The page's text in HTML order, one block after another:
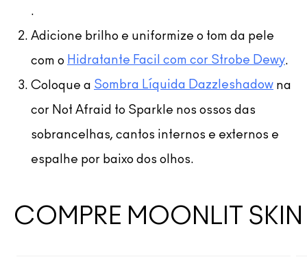
.
Adicione brilho e uniformize o tom da pele
com o Hidratante Facil com cor Strobe Dewy.
Coloque a Sombra Líquida Dazzleshadow na
cor Not Afraid to Sparkle nos ossos das
sobrancelhas, cantos internos e externos e
espalhe por baixo dos olhos.
COMPRE MOONLIT SKIN